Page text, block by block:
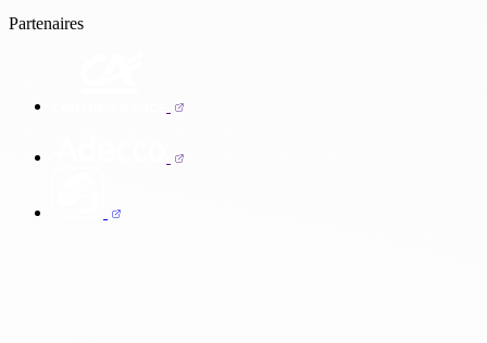
Partenaires